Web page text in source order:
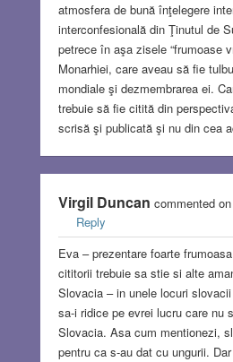
atmosfera de bună înţelegere
interconfesională din Ţinutul de
petrece în aşa zisele “frumoase
Monarhiei, care aveau să fie
mondiale şi dezmembrarea ei.
trebuie să fie citită din
scrisă şi publicată şi nu din cea
Virgil Duncan commented
Reply
Eva – prezentare foarte
cititorii trebuie sa stie si alte
Slovacia – in unele locuri
sa-i ridice pe evrei lucru care nu
Slovacia. Asa cum mentionezi,
pentru ca s-au dat cu ungurii.